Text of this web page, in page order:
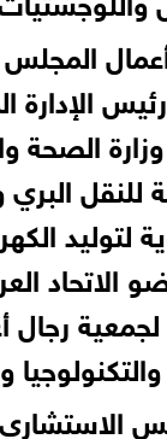
المجلس
الصحة
للنقل
لتوليد
الاتحاد
لجمعية